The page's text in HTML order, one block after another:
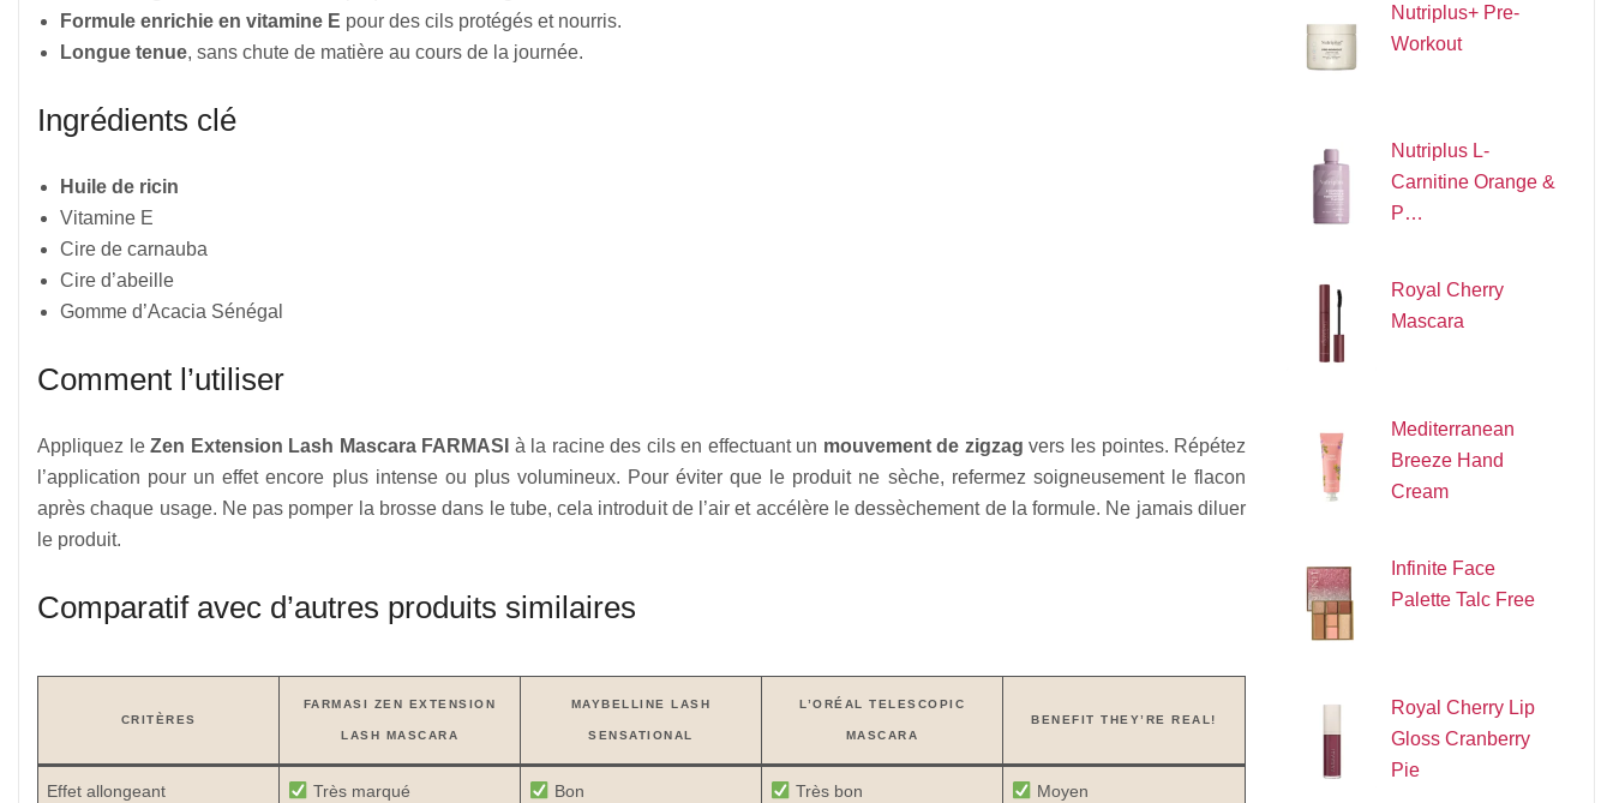
Formule enrichie en vitamine E pour des cils protégés et nourris.
Longue tenue, sans chute de matière au cours de la journée.
Ingrédients clé
Huile de ricin
Vitamine E
Cire de carnauba
Cire d’abeille
Gomme d’Acacia Sénégal
Comment l’utiliser
Appliquez leZen Extension Lash Mascara FARMASI à la racine des cils en effectuant un mouvement de zigzag vers les pointes. Répétez
l’application pour un effet encore plus intense ou plus volumineux. Pour éviter que le produit ne sèche, refermez soigneusement le flacon
après chaque usage. Ne pas pomper la brosse dans le tube, cela introduit de l’air et accélère le dessèchement de la formule. Ne jamais diluer
le produit.
Comparatif avec d’autres produits similaires
CRITÈRES
FARMASI ZEN EXTENSION
LASH MASCARA
MAYBELLINE LASH
SENSATIONAL
L’ORÉAL TELESCOPIC
MASCARA
BENEFIT THEY’RE REAL!
Effet allongeant Très marqué Bon Très bon Moyen
Nutriplus+ Pre-
Workout
Nutriplus L-
Carnitine Orange &
P…
Royal Cherry
Mascara
Mediterranean
Breeze Hand
Cream
Infinite Face
Palette Talc Free
Royal Cherry Lip
Gloss Cranberry
Pie